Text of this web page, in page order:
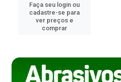
Faça seu login ou
cadastre-se para
ver preços e
comprar